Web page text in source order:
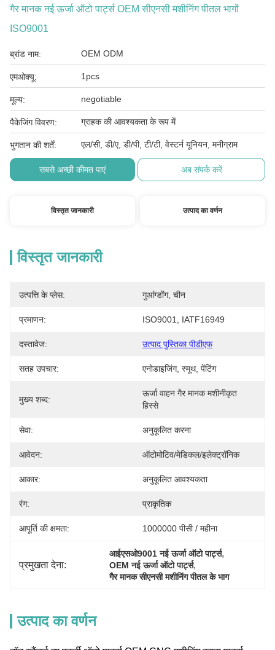
गैर मानक नई ऊर्जा ऑटो पार्ट्स OEM सीएनसी मशीनिंग पीतल भागों
ISO9001
ब्रांड नाम: OEM ODM
एमओक्यू: 1pcs
मूल्य: negotiable
पैकेजिंग विवरण: ग्राहक की आवश्यकता के रूप में
भुगतान की शर्तें: एल/सी, डी/ए, डी/पी, टी/टी, वेस्टर्न यूनियन, मनीग्राम
सबसे अच्छी कीमत पाएं अब संपर्क करें
विस्तृत जानकारी उत्पाद का वर्णन
विस्तृत जानकारी
उत्पत्ति के प्लेस: गुआंग्डोंग, चीन
प्रमाणन: ISO9001, IATF16949
दस्तावेज: उत्पाद पुस्तिका पीडीएफ
सतह उपचार: एनोडाइजिंग, स्मूथ, पेंटिंग
मुख्य शब्द:
ऊर्जा वाहन गैर मानक मशीनीकृत
हिस्से
सेवा: अनुकूलित करना
आवेदन: ऑटोमोटिव/मेडिकल/इलेक्ट्रॉनिक
आकार: अनुकूलित आवश्यकता
रंग: प्राकृतिक
आपूर्ति की क्षमता: 1000000 पीसी / महीना
प्रमुखता देना:
आईएसओ9001 नई ऊर्जा ऑटो पार्ट्स,
OEM नई ऊर्जा ऑटो पार्ट्स,
गैर मानक सीएनसी मशीनिंग पीतल के भाग
उत्पाद का वर्णन